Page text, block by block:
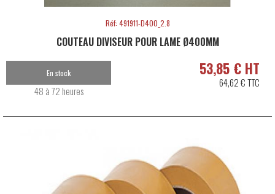
Réf: 491911-D400_2.8
COUTEAU DIVISEUR POUR LAME Ø400MM
53,85 € HT
64,62 € TTC
En stock
48 à 72 heures